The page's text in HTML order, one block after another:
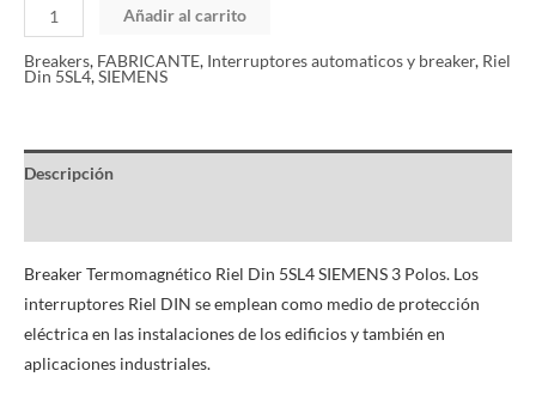
Añadir al carrito
Breakers, FABRICANTE, Interruptores automaticos y breaker, Riel
Din 5SL4,SIEMENS
Descripción
Breaker Termomagnético Riel Din 5SL4 SIEMENS 3 Polos. Los
interruptores Riel DIN se emplean como medio de protección
eléctrica en las instalaciones de los edificios y también en
aplicaciones industriales.